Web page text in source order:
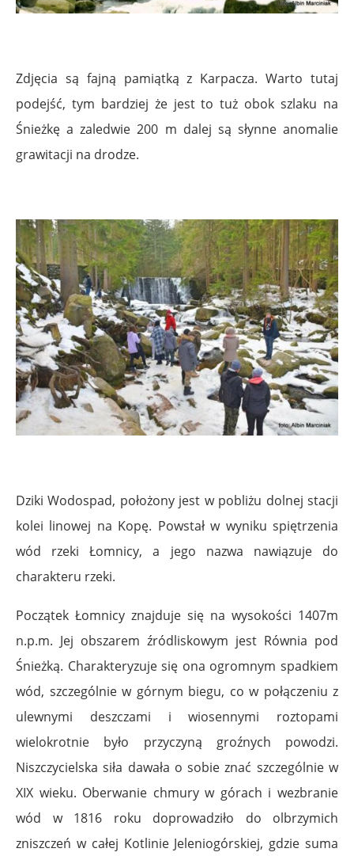
Zdjęcia są fajną pamiątką z Karpacza. Warto tutaj
podejść, tym bardziej że jest to tuż obok szlaku na
Śnieżkę a zaledwie 200 m dalej są słynne anomalie
grawitacji na drodze.
Dziki Wodospad, położony jest w pobliżu dolnej stacji
kolei linowej na Kopę. Powstał w wyniku spiętrzenia
wód rzeki Łomnicy, a jego nazwa nawiązuje do
charakteru rzeki.
Początek Łomnicy znajduje się na wysokości 1407m
n.p.m. Jej obszarem źródliskowym jest Równia pod
Śnieżką. Charakteryzuje się ona ogromnym spadkiem
wód, szczególnie w górnym biegu, co w połączeniu z
ulewnymi deszczami i wiosennymi roztopami
wielokrotnie było przyczyną groźnych powodzi.
Niszczycielska siła dawała o sobie znać szczególnie w
XIX wieku. Oberwanie chmury w górach i wezbranie
wód w 1816 roku doprowadziło do olbrzymich
zniszczeń w całej Kotlinie Jeleniogórskiej, gdzie suma